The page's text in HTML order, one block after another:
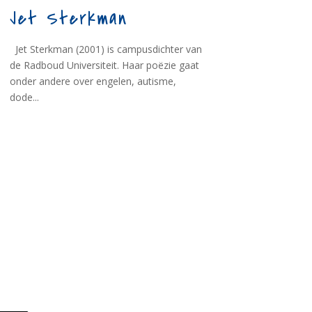
Jet Sterkman
Jet Sterkman (2001) is campusdichter van
de Radboud Universiteit. Haar poëzie gaat
onder andere over engelen, autisme,
dode...